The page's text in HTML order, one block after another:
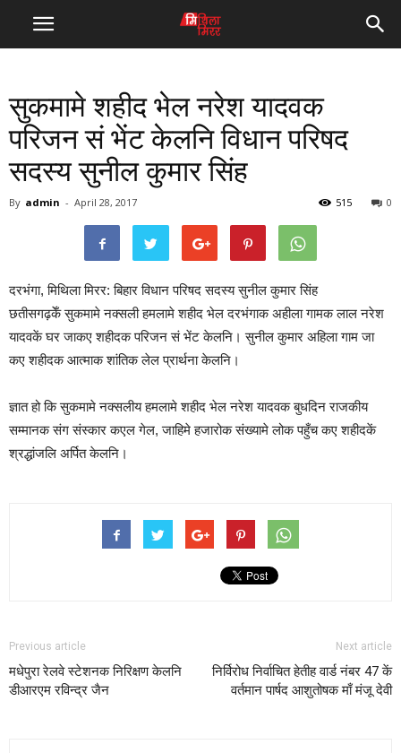
सुकमामे शहीद भेल नरेश यादवक
परिजन सं भेंट केलनि विधान परिषद
सदस्य सुनील कुमार सिंह
By admin - April 28, 2017 0
515
दरभंगा, मिथिला मिरर: बिहार विधान परिषद सदस्य सुनील कुमार सिंह
छतीसगढ़केँ सुकमामे नक्सली हमलामे शहीद भेल दरभंगाक अहीला गामक लाल नरेश
यादवकें घर जाकए शहीदक परिजन सं भेंट केलनि। सुनील कुमार अहिला गाम जा
कए शहीदक आत्माक शांतिक लेल प्रार्थना केलनि।
ज्ञात हो कि सुकमामे नक्सलीय हमलामे शहीद भेल नरेश यादवक बुधदिन राजकीय
सम्मानक संग संस्कार कएल गेल, जाहिमे हजारोक संख्यामे लोक पहुँच कए शहीदकें
श्रद्धांजलि अर्पित केलनि।
Previous article
मधेपुरा रेलवे स्टेशनक निरिक्षण केलनि
डीआरएम रविन्द्र जैन
Next article
निर्विरोध निर्वाचित हेतीह वार्ड नंबर 47 कें
वर्तमान पार्षद आशुतोषक माँ मंजू देवी